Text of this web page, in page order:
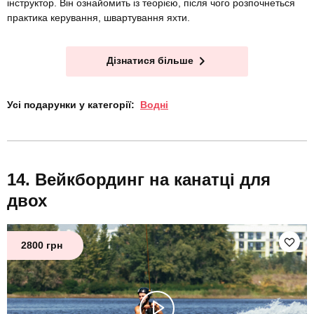
інструктор. Він ознайомить із теорією, після чого розпочнеться
практика керування, швартування яхти.
Дізнатися більше
Усі подарунки у категорії: Водні
Вейкбординг на канатці для
двох
2800 грн